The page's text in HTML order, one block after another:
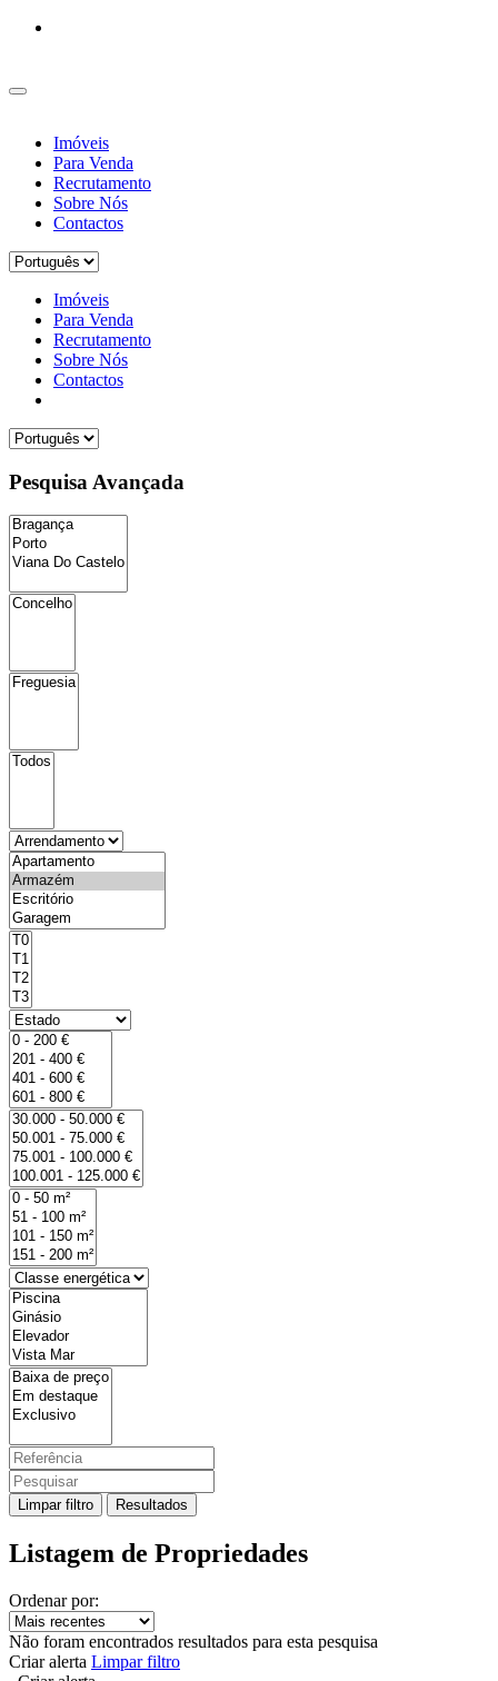
Imóveis
Para Venda
Recrutamento
Sobre Nós
Contactos
Imóveis
Para Venda
Recrutamento
Sobre Nós
Contactos
Pesquisa Avançada
Limpar filtro Resultados
Listagem de Propriedades
Ordenar por:
Não foram encontrados resultados para esta pesquisa
Criar alerta Limpar filtro